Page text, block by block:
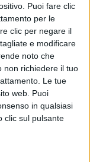
Puoi fare clic
per le
clic per negare il
e modificare
noto che
non richiedere il tuo
Le tue
web. Puoi
in qualsiasi
clic sul pulsante
da
di